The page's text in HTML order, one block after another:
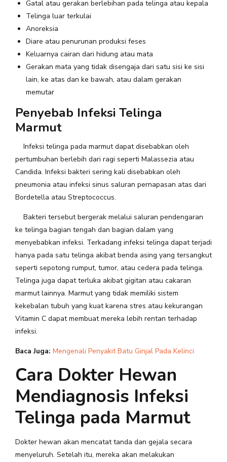
Gatal atau gerakan berlebihan pada telinga atau kepala
Telinga luar terkulai
Anoreksia
Diare atau penurunan produksi feses
Keluarnya cairan dari hidung atau mata
Gerakan mata yang tidak disengaja dari satu sisi ke sisi
lain, ke atas dan ke bawah, atau dalam gerakan
memutar
Penyebab Infeksi Telinga
Marmut
Infeksi telinga pada marmut dapat disebabkan oleh
pertumbuhan berlebih dari ragi seperti Malassezia atau
Candida. Infeksi bakteri sering kali disebabkan oleh
pneumonia atau infeksi sinus saluran pernapasan atas dari
Bordetella atau Streptococcus.
Bakteri tersebut bergerak melalui saluran pendengaran
ke telinga bagian tengah dan bagian dalam yang
menyebabkan infeksi. Terkadang infeksi telinga dapat terjadi
hanya pada satu telinga akibat benda asing yang tersangkut
seperti sepotong rumput, tumor, atau cedera pada telinga.
Telinga juga dapat terluka akibat gigitan atau cakaran
marmut lainnya. Marmut yang tidak memiliki sistem
kekebalan tubuh yang kuat karena stres atau kekurangan
Vitamin C dapat membuat mereka lebih rentan terhadap
infeksi.
Baca Juga: Mengenali Penyakit Batu Ginjal Pada Kelinci
Cara Dokter Hewan
Mendiagnosis Infeksi
Telinga pada Marmut
Dokter hewan akan mencatat tanda dan gejala secara
menyeluruh. Setelah itu, mereka akan melakukan